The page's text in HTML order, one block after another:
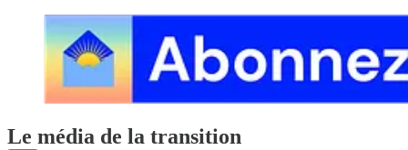
Le média de la transition